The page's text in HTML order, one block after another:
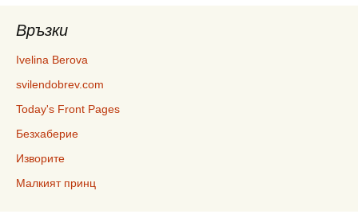
Връзки
Ivelina Berova
svilendobrev.com
Today's Front Pages
Безхаберие
Изворите
Малкият принц